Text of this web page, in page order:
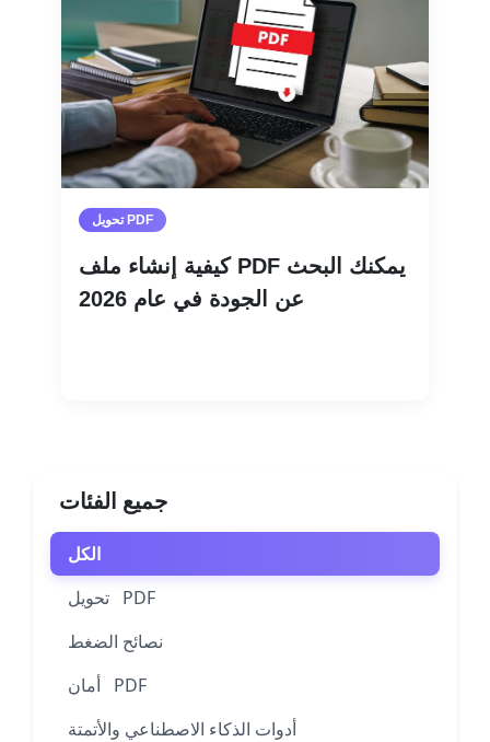
تحويل PDF
كيفية إنشاء ملف PDF يمكنك البحث
عن الجودة في عام 2026
جميع الفئات
الكل
تحويل PDF
نصائح الضغط
أمان PDF
أدوات الذكاء الاصطناعي والأتمتة